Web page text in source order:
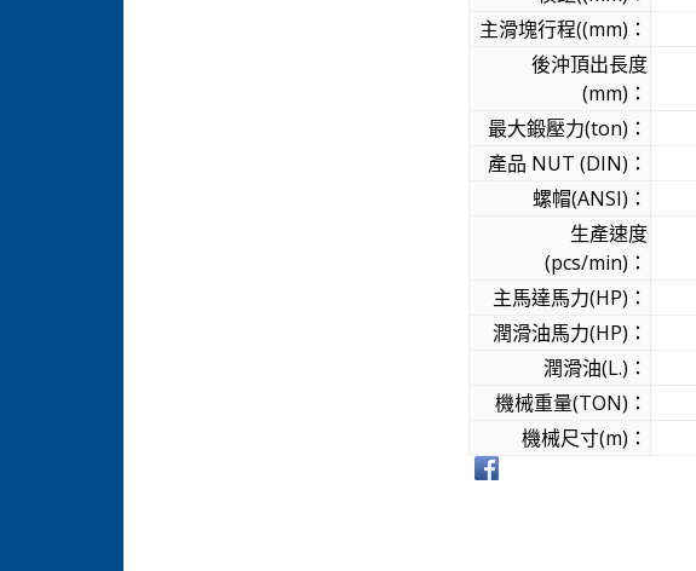
主滑塊行程((mm)：
後沖頂出長度
(mm)：
最大鍛壓力(ton)：
產品 NUT (DIN)：
螺帽(ANSI)：
生產速度
(pcs/min)：
主馬達馬力(HP)：
潤滑油馬力(HP)：
潤滑油(L.)：
機械重量(TON)：
機械尺寸(m)：